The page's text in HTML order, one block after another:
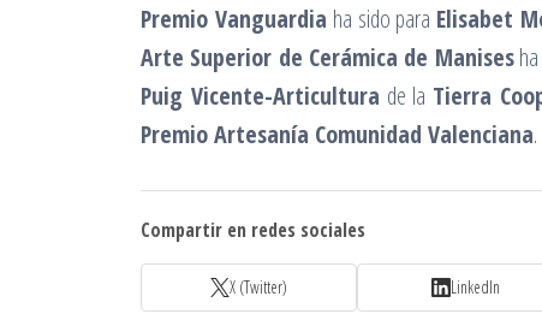
Premio Vanguardia ha sido para Elisabet
Arte Superior de Cerámica de Manisesha
Puig Vicente-Articultura de la Tierra
Premio Artesanía Comunidad Valenciana.
Compartir en redes sociales
X (Twitter) LinkedIn